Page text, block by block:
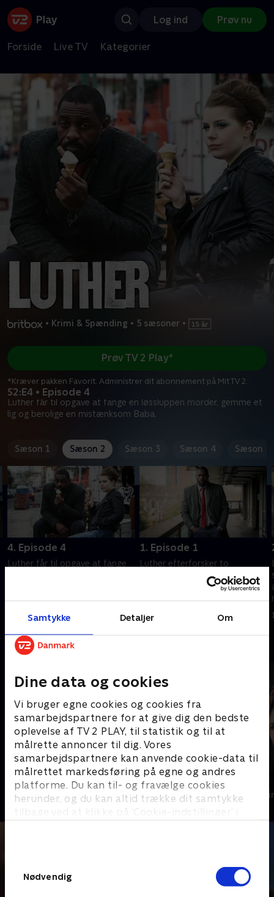
Samtykke Detaljer Om
Dine data og cookies
Vi bruger egne cookies og cookies fra
samarbejdspartnere for at give dig den bedste
oplevelse af TV 2 PLAY, til statistik og til at
målrette annoncer til dig. Vores
samarbejdspartnere kan anvende cookie-data til
målrettet markedsføring på egne og andres
platforme. Du kan til- og fravælge cookies
herunder, og du kan altid trække dit samtykke
tilbage ved at klikke på ’Cookie-indstillinger’ i
Nødvendig
Log ind Prøv nu
Forside Live TV Kategorier
• Krimi & Spænding • 5 sæsoner •
S2:E4 • Episode 4
Luther får til opgave at fange en løssluppen morder, gemme et
lig og berolige en mistænksom Baba.
Prøv TV 2 Play*
*Kræver pakken Favorit. Administrer dit abonnement på Mit TV 2.
Sæson 1 Sæson 2 Sæson 3 Sæson 4 Sæson 5
4. Episode 4
Luther får til opgave at fange
17. januar 2024 • 52 min
1. Episode 1
Luther efterforsker to
gruopvækkende sager, men
han ved ikke, han bliver nøje
17. januar 2024 • 50 min
Andre så også
Fornyet mistanke
Krimi & Spænding • 1 sæsoner
Top Dog
Krimi &